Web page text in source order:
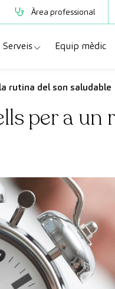
Àrea professional
Tarradellas
Serveis
Especialitats
Proves diagnòstiques
Equip mèdic
rutina del son saludable
per a